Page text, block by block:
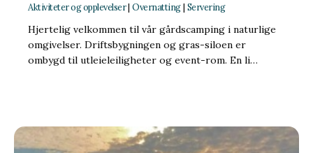
Aktiviteter og opplevelser| Overnatting| Servering
Hjertelig velkommen til vår gårdscamping i naturlige
omgivelser. Driftsbygningen og gras-siloen er
ombygd til utleieleiligheter og event-rom. En li…